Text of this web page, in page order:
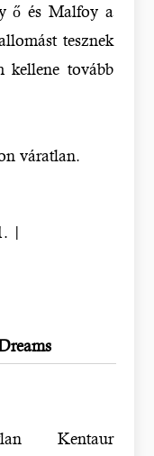
ő és Malfoy a
tesznek
kellene tovább
váratlan.
|
Kentaur